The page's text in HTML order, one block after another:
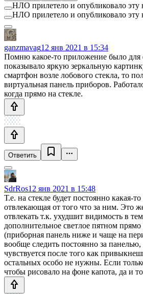
НЛО прилетело и опубликовало эту
НЛО прилетело и опубликовало эту
ganzmavag12 янв 2021 в 15:34
Помню какое-то приложение было для
показывало яркую зеркальную
смартфон возле лобового стекла, то
виртуальная панель приборов.
когда прямо на стекле.
Ответить
SdrRos12 янв 2021 в 15:48
Т.е. на стекле будет постоянно какая-
отвлекающая от того что за ним. Это
отвлекать т.к. ухудшит видимость в
дополнительное светлое пятном прямо
(приборная панель ниже и чаще на
вообще следить постоянно за
чувствуется после того как
остальных особо не нужны. Если
чтобы рисовало на фоне капота, да и